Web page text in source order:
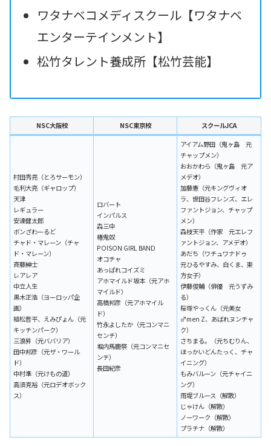
ワタナベコメディスクール【ワタナベ
エンターテインメント】
松竹タレント養成所【松竹芸能】
NSC大阪校 NSC東京校 スクールJCA
村田秀亮（とろサーモン）
毛利大亮（ギャロップ）
天津
レギュラー
安達健太郎
ボンざわーるど
チャド・マレーン（チャ
ド・マレーン）
斉藤紳士
レアレア
中立人生
黒木正浩（ヨーロッパ企
画）
植松哲平、えみぴょん（元
キッチンパーク）
三浪昇（元ババリア）
田中邦彦（元ザ・ワール
ド）
中村準（元けもの道）
高須克裕（元ロデオボック
ス）
ロバート
インパルス
森三中
椿鬼奴
POISON GIRL BAND
オコチャ
あっぱれコイズミ
アホマイルド坂本（元アホ
マイルド）
高橋邦彦（元アホマイル
ド）
竹永よしたか（元コンマニ
センチ）
堀内馬鹿祭（元コンマニセ
ンチ）
長田紀彦
アイアム野田（鬼ヶ島 元
チャップメン）
おおかわら（鬼ヶ島 元ア
メデオ）
加藤憲（元キングヴィオ
ラ、世田谷フレンズ、エレ
ファントジョン、チャップ
メン）
森枝天平（作家 元エレフ
ァントジョン、アメデオ）
あだち（ワチュワナドゥ
元ひるやすみ、白くま、東
方女子）
伊藤俊輔（俳優 元うずみ
る）
桜塚やっくん（元美女
♂men Z、あばれヌンチャ
ク）
さちまる。（元ちむりん、
ほっかいどんたっく、チャ
イニング）
もみバルーン（元チャイニ
ング）
雨堤ブルース（解散）
じゃけん（解散）
ノーワーク（解散）
プラチナ（解散）